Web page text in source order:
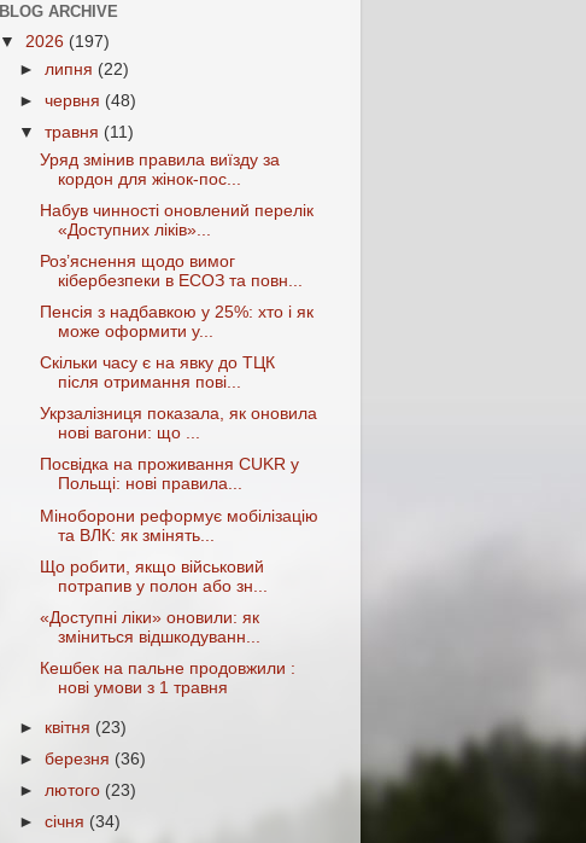
BLOG ARCHIVE
▼ 2026 (197)
► липня (22)
►червня (48)
▼травня (11)
Уряд змінив правила виїзду за
кордон для жінок-пос...
Набув чинності оновлений перелік
«Доступних ліків»...
Роз’яснення щодо вимог
кібербезпеки в ЕСОЗ та повн...
Пенсія з надбавкою у 25%: хто і як
може оформити у...
Скільки часу є на явку до ТЦК
після отримання пові...
Укрзалізниця показала, як оновила
нові вагони: що ...
Посвідка на проживання CUKR у
Польщі: нові правила...
Міноборони реформує мобілізацію
та ВЛК: як змінять...
Що робити, якщо військовий
потрапив у полон або зн...
«Доступні ліки» оновили: як
зміниться відшкодуванн...
Кешбек на пальне продовжили :
нові умови з 1 травня
► квітня (23)
►березня (36)
►лютого (23)
►січня (34)